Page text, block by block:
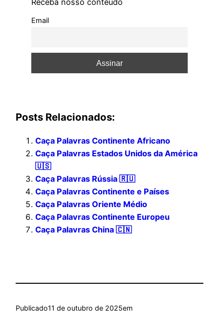
Receba nosso conteúdo
Email
Posts Relacionados:
Caça Palavras Continente Africano
Caça Palavras Estados Unidos da América
🇺🇸
Caça Palavras Rússia 🇷🇺
Caça Palavras Continente e Países
Caça Palavras Oriente Médio
Caça Palavras Continente Europeu
Caça Palavras China 🇨🇳
Publicado11 de outubro de 2025em